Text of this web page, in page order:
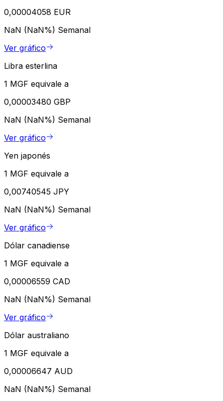
0,00004058 EUR
NaN (NaN%) Semanal
Ver gráfico
Libra esterlina
1 MGF equivale a
0,00003480 GBP
NaN (NaN%) Semanal
Ver gráfico
Yen japonés
1 MGF equivale a
0,00740545 JPY
NaN (NaN%) Semanal
Ver gráfico
Dólar canadiense
1 MGF equivale a
0,00006559 CAD
NaN (NaN%) Semanal
Ver gráfico
Dólar australiano
1 MGF equivale a
0,00006647 AUD
NaN (NaN%) Semanal